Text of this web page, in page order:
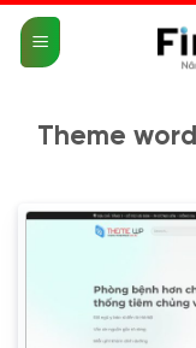
qua
nội
Theme